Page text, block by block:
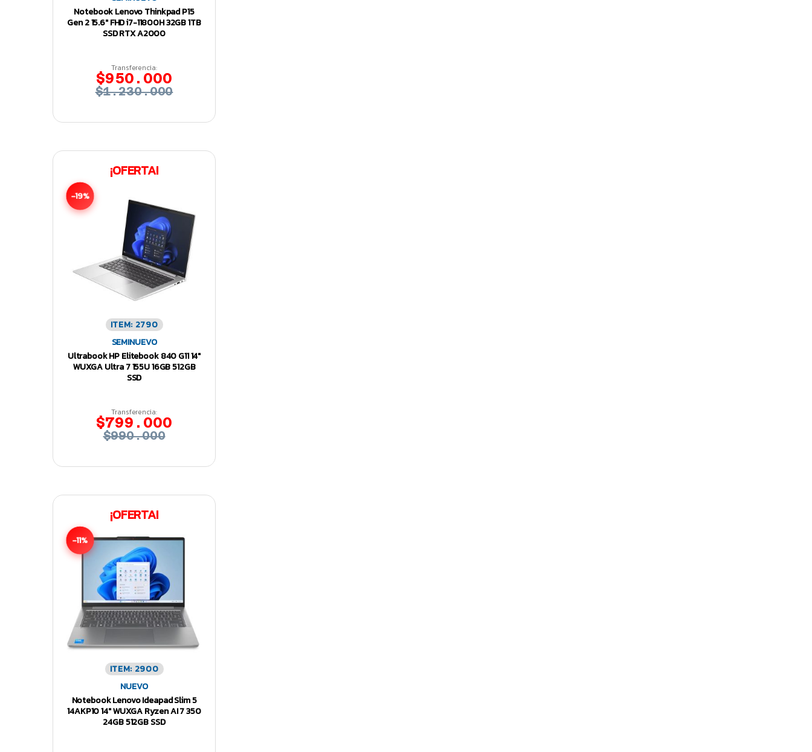
Notebook Lenovo Thinkpad P15
Gen 2 15.6″ FHD i7-11800H 32GB 1TB
SSD RTX A2000
Transferencia:
$950.000
$1.230.000
¡OFERTA!
-19%
ITEM: 2790
SEMINUEVO
Ultrabook HP Elitebook 840 G11 14″
WUXGA Ultra 7 155U 16GB 512GB
SSD
Transferencia:
$799.000
$990.000
¡OFERTA!
-11%
ITEM: 2900
NUEVO
Notebook Lenovo Ideapad Slim 5
14AKP10 14″ WUXGA Ryzen AI 7 350
24GB 512GB SSD